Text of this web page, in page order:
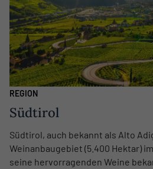
REGION
Südtirol
Südtirol, auch bekannt als Alto
Weinanbaugebiet (5.400 Hektar)
seine hervorragenden Weine